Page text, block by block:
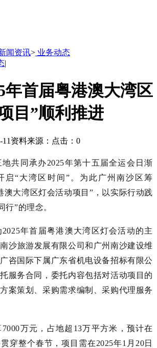
闻资讯> 业务动态
|
年首届粤港澳大湾区
目”顺利推进
资料来源： 点击： 0
地共同承办2025年第十五届全运会日渐
启“大湾区时间”。为此广州南沙区筹
澳大湾区灯会活动项目”，以实际行动践
行”的理念。
2025年首届粤港澳大湾区灯会活动的主
沙旅游发展有限公司和广州南沙建设维
咨国际下属广东省机电设备招标有限公
服务合同，委托内容包括对活动项目的
案策划、采购需求编制、采购代理服务
7000万元，占地超13万平方米，预计在
穿整个春节，项目需在2025年1月20日